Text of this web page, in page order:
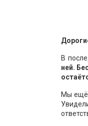
В
ней.
Мы ещё